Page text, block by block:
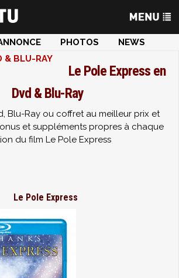
PHOTOS
NEWS
& BLU-RAY
Le Pole Express en
Dvd & Blu-Ray
Blu-Ray ou coffret au meilleur prix et
et suppléments propres à chaque
du film Le Pole Express
Le Pole Express